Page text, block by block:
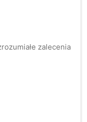
zalecenia